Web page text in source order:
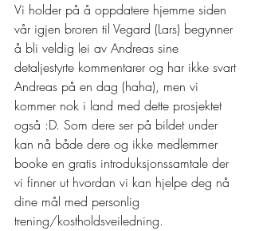
Vi holder på å oppdatere hjemme siden
vår igjen broren til Vegard (Lars) begynner
å bli veldig lei av Andreas sine
detaljestyrte kommentarer og har ikke svart
Andreas på en dag (haha), men vi
kommer nok i land med dette prosjektet
også :D. Som dere ser på bildet under
kan nå både dere og ikke medlemmer
booke en gratis introduksjonssamtale der
vi finner ut hvordan vi kan hjelpe deg nå
dine mål med personlig
trening/kostholdsveiledning.